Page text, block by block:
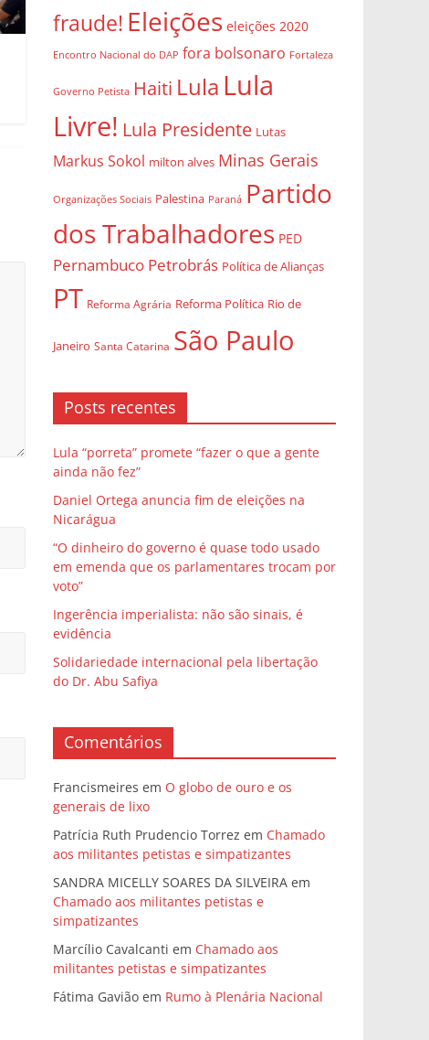
fraude! Eleições eleições 2020
Encontro Nacional do DAP fora bolsonaro Fortaleza
Governo Petista Haiti Lula Lula
Livre! Lula Presidente Lutas
Markus Sokol milton alves Minas Gerais
Organizações Sociais Palestina Paraná Partido
dos Trabalhadores PED
Pernambuco Petrobrás Política de Alianças
PT Reforma Agrária Reforma Política Rio de
Janeiro Santa Catarina São Paulo
Posts recentes
Lula “porreta” promete “fazer o que a gente
ainda não fez”
Daniel Ortega anuncia fim de eleições na
Nicarágua
“O dinheiro do governo é quase todo usado
em emenda que os parlamentares trocam por
voto”
Ingerência imperialista: não são sinais, é
evidência
Solidariedade internacional pela libertação
do Dr. Abu Safiya
Comentários
Francismeires em O globo de ouro e os
generais de lixo
Patrícia Ruth Prudencio Torrez em Chamado
aos militantes petistas e simpatizantes
SANDRA MICELLY SOARES DA SILVEIRA em
Chamado aos militantes petistas e
simpatizantes
Marcílio Cavalcanti em Chamado aos
militantes petistas e simpatizantes
Fátima Gavião em Rumo à Plenária Nacional